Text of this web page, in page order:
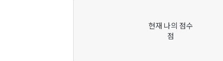
현재 나의 점수
점